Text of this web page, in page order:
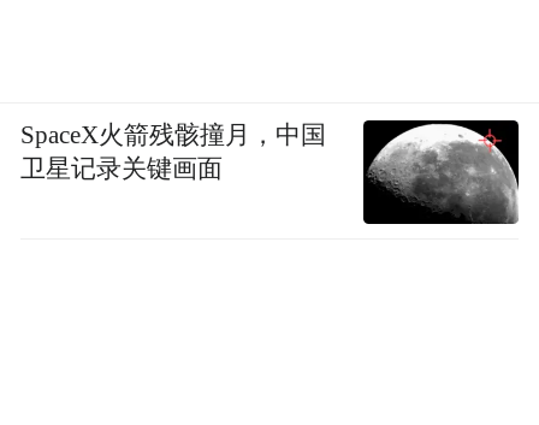
SpaceX火箭残骸撞月，中国
卫星记录关键画面